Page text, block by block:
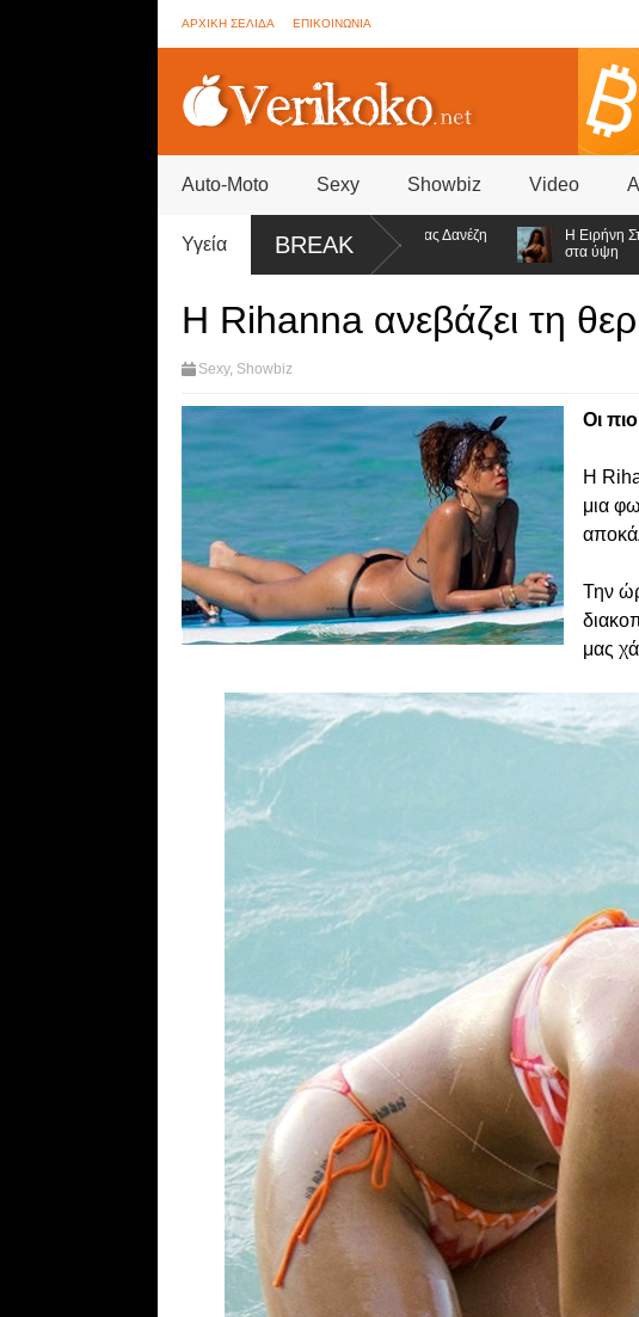
ΑΡΧΙΚΗ ΣΕΛΙΔΑ ΕΠΙΚΟΙΝΩΝΙΑ
Auto-Moto Sexy Showbiz Video
Υγεία BREAK
για ψηφοφορίες από την ομάδα της Σοφίας Δανέζη
Η Ειρήνη Στεργιανού έβαλε
Η Rihanna ανεβάζει τη
Sexy, Showbiz
Οι
Η
μια
Την
μας